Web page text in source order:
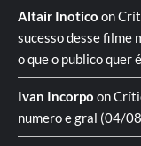
Altair Inotico on
sucesso desse filme
o que o publico quer
Ivan Incorpo on
numero e gral (04/